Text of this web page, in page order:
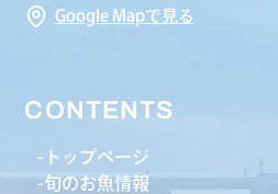
Google Mapで見る
CONTENTS
トップページ
旬のお魚情報